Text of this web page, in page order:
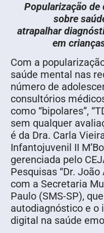
Popularização
sobre
atrapalhar
em
Com a
saúde mental nas
número de
consultórios
como “bipolares”,
sem qualquer
é da Dra. Carla
Infantojuvenil II
gerenciada pelo
Pesquisas “Dr.
com a Secretaria
Paulo (SMS-SP),
autodiagnóstico e o
digital na saúde